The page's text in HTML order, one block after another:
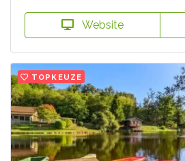
Website
TOPKEUZE